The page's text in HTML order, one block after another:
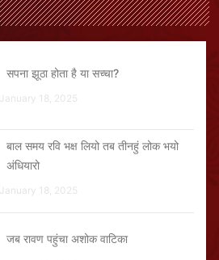
सपना झूठा होता है या सच्चा?
January 18, 2025
बाल समय रवि भक्ष लियो तब तीनहुं लोक भयो
अंधियारो
January 18, 2025
जब रावण पहुंचा अशोक वाटिका